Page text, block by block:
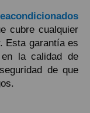
cubre cualquier
Esta garantía es
la calidad de
de que